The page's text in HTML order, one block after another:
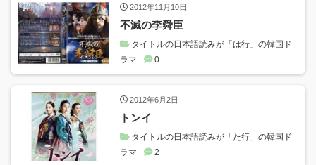
2012年11月10日
不滅の李舜臣
タイトルの日本語読みが「は行」の韓国ド
ラマ
0
2012年6月2日
トンイ
タイトルの日本語読みが「た行」の韓国ド
ラマ
2